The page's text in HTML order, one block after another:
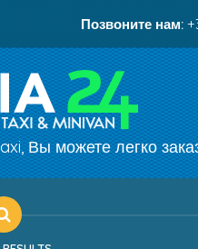
Позвоните нам:
Вы можете легко